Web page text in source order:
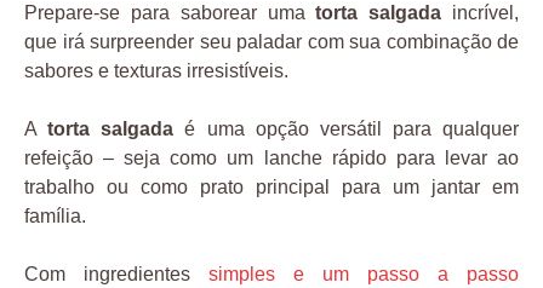
Prepare-se para saborear umatorta salgada incrível,
que irá surpreender seu paladar com sua combinação de
sabores e texturas irresistíveis.
Atorta salgada é uma opção versátil para qualquer
refeição – seja como um lanche rápido para levar ao
trabalho ou como prato principal para um jantar em
família.
Com ingredientes simples e um passo a passo